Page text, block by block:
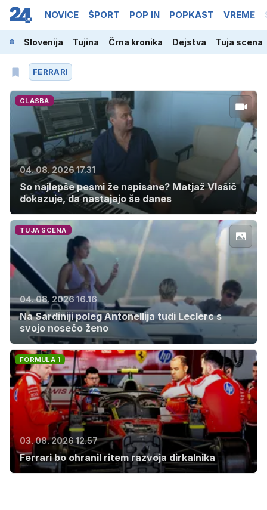
NOVICE ŠPORT POP IN POPKAST VREME
Slovenija Tujina Črna kronika Dejstva Tuja scena
FERRARI
GLASBA
04. 08. 2026 17.31
So najlepše pesmi že napisane? Matjaž Vlašič
dokazuje, da nastajajo še danes
TUJA SCENA
04. 08. 2026 16.16
Na Sardiniji poleg Antonellija tudi Leclerc s
svojo nosečo ženo
FORMULA 1
03. 08. 2026 12.57
Ferrari bo ohranil ritem razvoja dirkalnika